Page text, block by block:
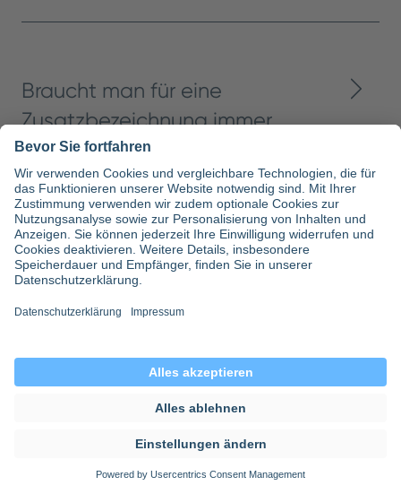
Braucht man für eine
Zusatzbezeichnung immer
einen Facharzttitel?
Kann man eine
Zusatzbezeichnung neben
dem Beruf erwerben?
Was ändert sich durch die
MWBO-Reform 2025/2026?